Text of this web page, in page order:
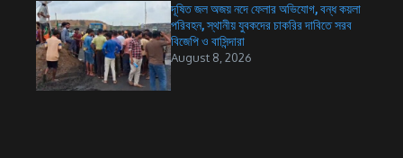
দূষিত জল অজয় নদে ফেলার অভিযোগ, বন্ধ কয়লা
পরিবহন, স্থানীয় যুবকদের চাকরির দাবিতে সরব
বিজেপি ও বাসিন্দারা
August 8, 2026